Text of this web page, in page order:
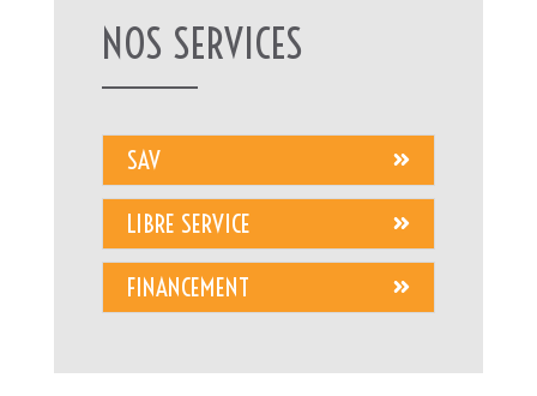
NOS SERVICES
SAV
LIBRE SERVICE
FINANCEMENT